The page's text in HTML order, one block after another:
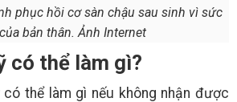
phục hồi cơ sàn chậu sau sinh vì sức
bản thân. Ảnh Internet
có thể làm gì?
thể làm gì nếu không nhận được